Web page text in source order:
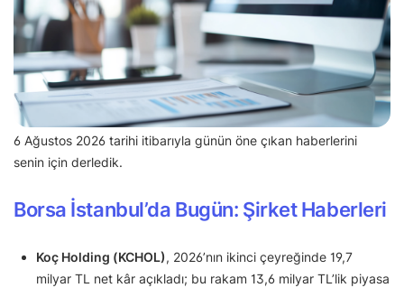
6 Ağustos 2026 tarihi itibarıyla günün öne çıkan haberlerini
senin için derledik.
Borsa İstanbul’da Bugün: Şirket Haberleri
Koç Holding (KCHOL), 2026’nın ikinci çeyreğinde 19,7
milyar TL net kâr açıkladı; bu rakam 13,6 milyar TL’lik piyasa